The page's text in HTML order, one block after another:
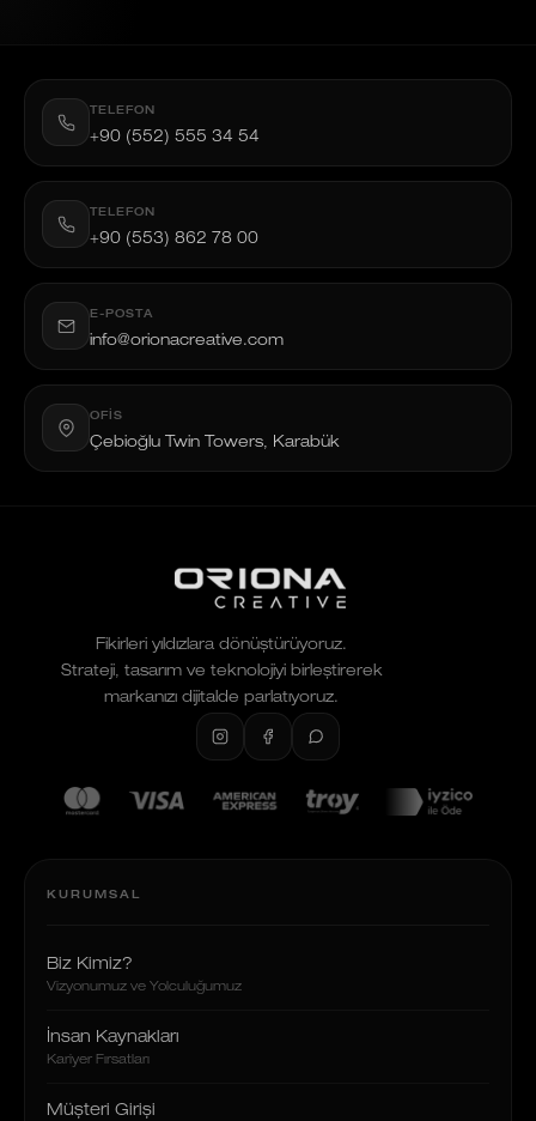
TELEFON
+90 (552) 555 34 54
TELEFON
+90 (553) 862 78 00
E-POSTA
info@orionacreative.com
OFIS
Çebioğlu Twin Towers, Karabük
Fikirleri yıldızlara dönüştürüyoruz.
Strateji, tasarım ve teknolojiyi birleştirerek
markanızı dijitalde parlatıyoruz.
KURUMSAL
Biz Kimiz?
Vizyonumuz ve Yolculuğumuz
İnsan Kaynakları
Kariyer Fırsatları
Müşteri Girişi